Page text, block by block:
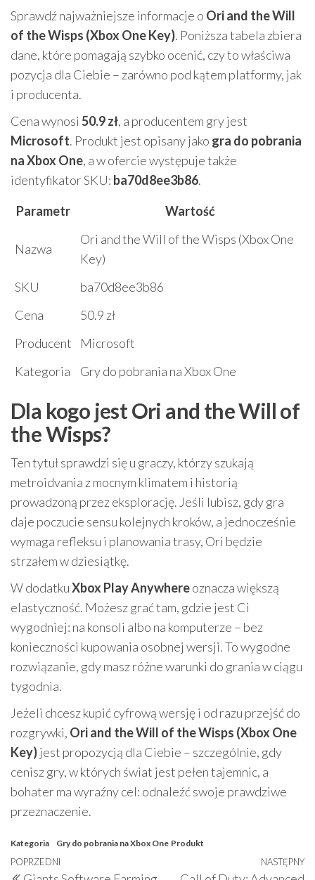
Sprawdź najważniejsze informacje o Ori and the Will
of the Wisps (Xbox One Key). Poniższa tabela zbiera
dane, które pomagają szybko ocenić, czy to właściwa
pozycja dla Ciebie – zarówno pod kątem platformy, jak
i producenta.
Cena wynosi 50.9 zł, a producentem gry jest
Microsoft. Produkt jest opisany jako gra do pobrania
na Xbox One, a w ofercie występuje także
identyfikator SKU: ba70d8ee3b86.
Parametr
Wartość
Nazwa
Ori and the Will of the Wisps (Xbox One
Key)
SKU
ba70d8ee3b86
Cena
50.9 zł
Producent
Microsoft
Kategoria
Gry do pobrania na Xbox One
Dla kogo jest Ori and the Will of
the Wisps?
Ten tytuł sprawdzi się u graczy, którzy szukają
metroidvania z mocnym klimatem i historią
prowadzoną przez eksplorację. Jeśli lubisz, gdy gra
daje poczucie sensu kolejnych kroków, a jednocześnie
wymaga refleksu i planowania trasy, Ori będzie
strzałem w dziesiątkę.
W dodatkuXbox Play Anywhereoznacza większą
elastyczność. Możesz grać tam, gdzie jest Ci
wygodniej: na konsoli albo na komputerze – bez
konieczności kupowania osobnej wersji. To wygodne
rozwiązanie, gdy masz różne warunki do grania w ciągu
tygodnia.
Jeżeli chcesz kupić cyfrową wersję i od razu przejść do
rozgrywki, Ori and the Will of the Wisps (Xbox One
Key)jest propozycją dla Ciebie – szczególnie, gdy
cenisz gry, w których świat jest pełen tajemnic, a
bohater ma wyraźny cel: odnaleźć swoje prawdziwe
przeznaczenie.
Kategoria Gry do pobrania na Xbox One Produkt
Nawigacja
Poprzedni
POPRZEDNI NASTĘPNY